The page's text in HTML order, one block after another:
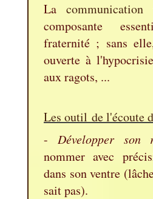
La communication
composante
fraternité ; sans
ouverte à
aux ragots, ...
Les outil de l'écoute
- Développer son
nommer avec
dans son ventre
sait pas).